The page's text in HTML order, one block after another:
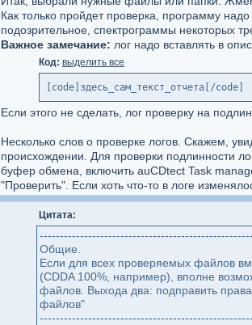
Как только пройдет проверка, программу
подозрительное, спектрограммы некоторых
Важное замечание: лог надо вставлять в
Код: выделить все
[code]здесь_сам_текст_отчета[/code]
Если этого не сделать, лог проверку на
Несколько слов о проверке логов. Скажем,
происхождении. Для проверки подлинности
буфер обмена, включить auCDtect Task
"Проверить". Если хоть что-то в логе
Цитата:
Общие.
Если для всех проверяемых файлов
(CDDA 100%, например), вполне
файлов. Выхода два: подправить
файлов"